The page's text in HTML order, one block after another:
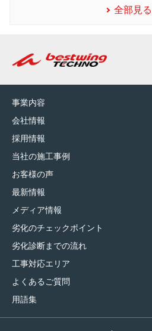
全部見る
事業内容
会社情報
採用情報
当社の施工事例
お客様の声
最新情報
メディア情報
劣化のチェックポイント
劣化診断までの流れ
工事対応エリア
よくあるご質問
用語集